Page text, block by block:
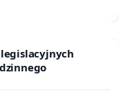
legislacyjnych